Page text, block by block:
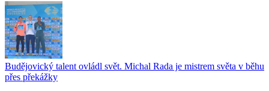
Budějovický talent ovládl svět. Michal Rada je mistrem světa v běhu
přes překážky